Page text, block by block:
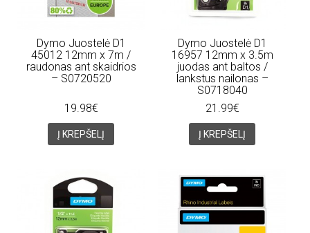
Dymo Juostelė D1
45012 12mm x 7m /
raudonas ant skaidrios
– S0720520
19.98€
Į KREPŠELĮ
Dymo Juostelė D1
16957 12mm x 3.5m
juodas ant baltos /
lankstus nailonas –
S0718040
21.99€
Į KREPŠELĮ